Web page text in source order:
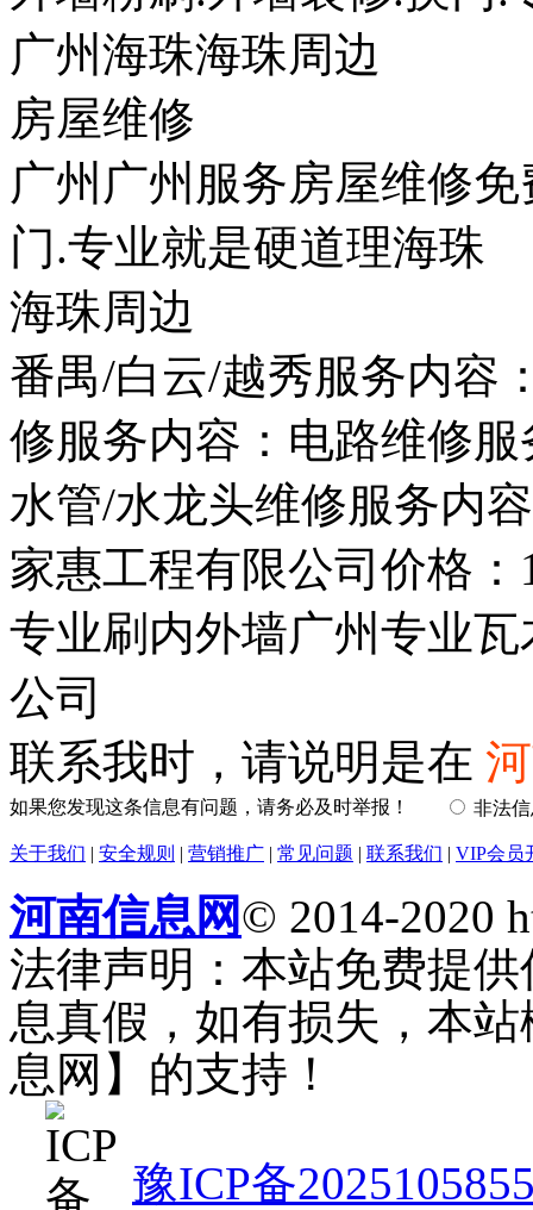
广州海珠海珠周边
房屋维修
广州广州服务房屋维修
门.专业就是硬道理海珠
海珠周边
番禺/白云/越秀服务内容
修服务内容：电路维修
水管/水龙头维修服务内
家惠工程有限公司价格：
专业刷内外墙广州专业
公司
联系我时，请说明是在
如果您发现这条信息有问题，请务必及时举报！ 非法
关于我们 | 安全规则 | 营销推广 | 常见问题 | 联系我们 | VIP会员
河南信息网© 2014-2020
法律声明：本站免费提
息真假，如有损失，本
息网】的支持！
豫ICP备